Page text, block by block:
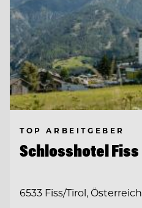
TOP ARBEITGEBER
Schlosshotel Fiss
6533 Fiss/Tirol, Österreich